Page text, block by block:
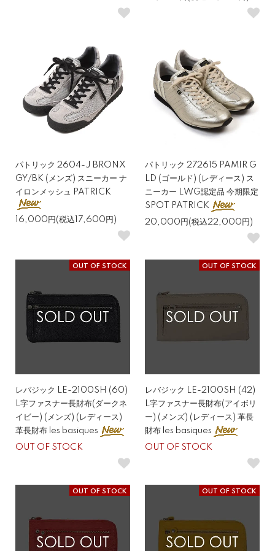
パトリック 2604-J BRONX
GY/BK (メンズ) スニーカー ナ
イロンメッシュ PATRICK
16,000円(税込17,600円)
パトリック 272615 PAMIR G
LD (ゴールド) (レディース) ス
ニーカー LWG認定品 今期限定
SPOT PATRICK
20,000円(税込22,000円)
OUT OF STOCK
レバジック LE-2100SH (60)
L字ファスナー長財布(ダークネ
イビー) (メンズ) (レディース)
革長財布 les basiques
OUT OF STOCK
OUT OF STOCK
レバジック LE-2100SH (42)
L字ファスナー長財布(アイボリ
ー) (メンズ) (レディース) 革長
財布 les basiques
OUT OF STOCK
OUT OF STOCK OUT OF STOCK